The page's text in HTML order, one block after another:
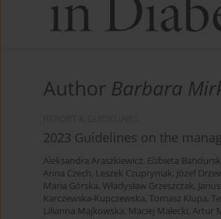
Author Barbara
2023 Guidelines on the
Aleksandra Araszkiewicz, Elżbieta
Anna Czech, Leszek Czupryniak, Józef
Maria Górska, Władysław Grzeszczak,
Karczewska-Kupczewska, Tomasz Klupa,
Lilianna Majkowska, Maciej Małecki, Artur